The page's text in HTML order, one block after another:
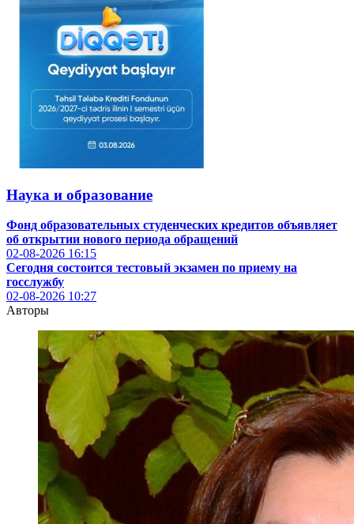
Наука и образование
Фонд образовательных студенческих кредитов объявляет
об открытии нового периода обращений
02-08-2026 16:15
Сегодня состоится тестовый экзамен по приему на
госслужбу
02-08-2026 10:27
Авторы